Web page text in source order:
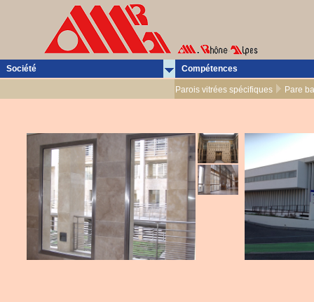
Société Compétences
Parois vitrées spécifiques Pare